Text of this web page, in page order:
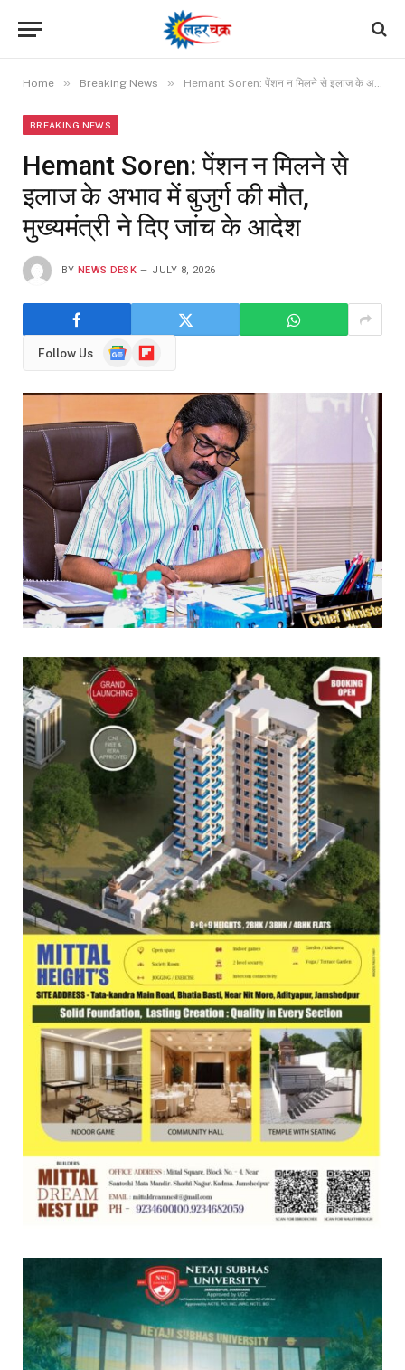
Home » Breaking News » Hemant Soren: पेंशन न मिलने से इलाज के अभाव में बुजुर्ग की मौत, मुख्यमंत्री ने दिए जांच के आदेश
BREAKING NEWS
Hemant Soren: पेंशन न मिलने से
इलाज के अभाव में बुजुर्ग की मौत,
मुख्यमंत्री ने दिए जांच के आदेश
BY NEWS DESK JULY 8, 2026
Follow Us
GoogleFlipboard